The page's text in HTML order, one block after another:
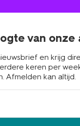
van onze
en krijg
keren per
Afmelden kan altijd.